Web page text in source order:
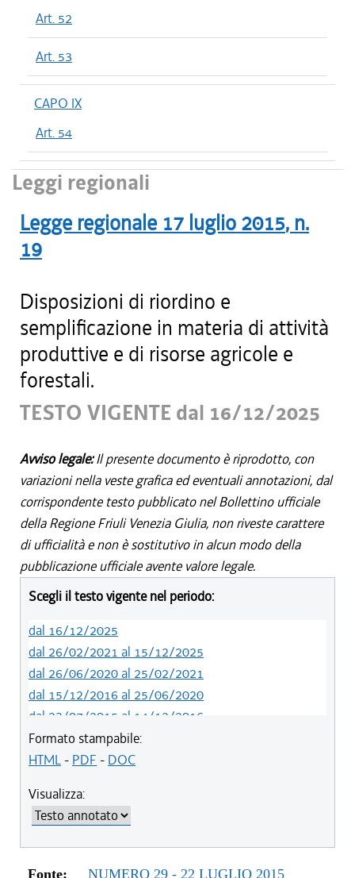
Art. 52
Art. 53
CAPO IX
Art. 54
Leggi regionali
Legge regionale 17 luglio 2015, n.
19
Disposizioni di riordino e
semplificazione in materia di attività
produttive e di risorse agricole e
forestali.
TESTO VIGENTE dal 16/12/2025
Avviso legale:Il presente documento è riprodotto, con
variazioni nella veste grafica ed eventuali annotazioni, dal
corrispondente testo pubblicato nel Bollettino ufficiale
della Regione Friuli Venezia Giulia, non riveste carattere
di ufficialità e non è sostitutivo in alcun modo della
pubblicazione ufficiale avente valore legale.
Scegli il testo vigente nel periodo:
dal 16/12/2025
dal 26/02/2021 al 15/12/2025
dal 26/06/2020 al 25/02/2021
dal 15/12/2016 al 25/06/2020
dal 23/07/2015 al 14/12/2016
Formato stampabile:
HTML- PDF - DOC
Visualizza:
Fonte:
NUMERO 29 - 22 LUGLIO 2015